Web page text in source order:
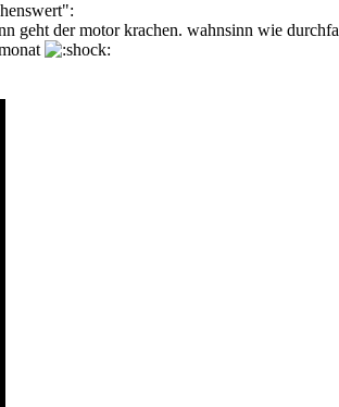
der motor krachen. wahnsinn wie